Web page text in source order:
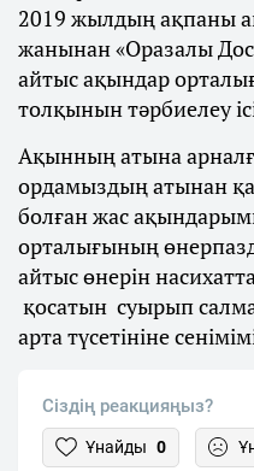
2019 жылдың ақпаны
жанынан «Оразалы
айтыс ақындар
толқынын тәрбиелеу
Ақынның атына
ордамыздың атынан
болған жас
орталығының
айтыс өнерін
қосатын суырып
арта түсетініне
Сіздің реакцияңыз?
Ұнайды 0